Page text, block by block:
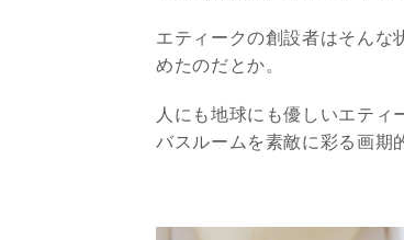
エティークの創設者はそんな
めたのだとか。
人にも地球にも優しいエティ
バスルームを素敵に彩る画期